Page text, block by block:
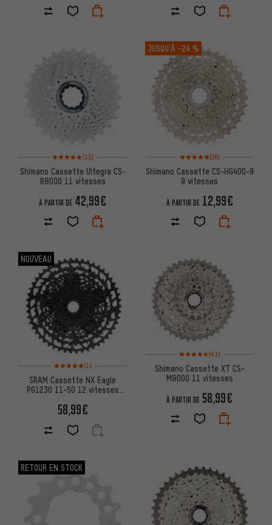
Note moyenne : 5 sur 5 d'après 12 avis
(12)
Shimano Cassette Ultegra CS-
R8000 11 vitesses
À PARTIR DE 42,99€
JUSQU’À -24 %
Note moyenne : 5 sur 5 d'après
(26)
Shimano Cassette CS-HG400-9
9 vitesses
À PARTIR DE 12,99€
NOUVEAU
Note moyenne : 5 sur 5 d'après 1 avis
(1)
SRAM Cassette NX Eagle
PG1230 11-50 12 vitesses
58,99€
Note moyenne : 4,5 sur 5
(41)
Shimano Cassette XT CS-
M8000 11 vitesses
À PARTIR DE 58,99€
RETOUR EN STOCK